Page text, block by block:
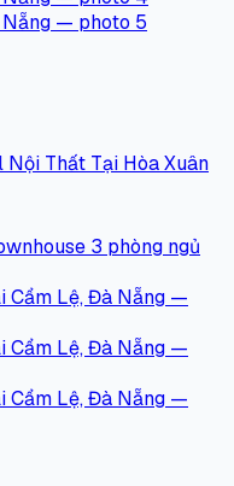
Thất Tại Hòa Xuân